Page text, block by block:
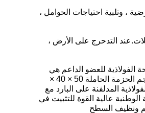
، وتلبية احتياجات الحوامل ،
التلسكوبي: يمكن ضبط عدد إطار عجلة الحركة لكل صف وفقًا لحجم ومتطلبات المكان.كل إطار عجلة متحركة مُجهز بأكثر من 3 عجلات.عند التدحرج على الأرض ،
الفولاذية للعضو الداعم هي
2.5mm ، وهي متصلة بمقاطع تحديد المواقع عالية القوة.يمكن أن يزيد من قوة وصلابة المادة ، ويحسن الخواص الميكانيكية للمادة ، ويعزز استقرار الهيكل.حجم الحزمة الحاملة 50 × 40 ×
الفولاذية المدلفنة على البارد مع
عالية القوة للتثبيت في
ونظيف السطح